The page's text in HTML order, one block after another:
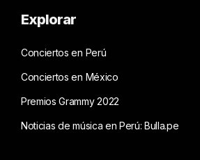
Explorar
Conciertos en Perú
Conciertos en México
Premios Grammy 2022
Noticias de música en Perú: Bulla.pe